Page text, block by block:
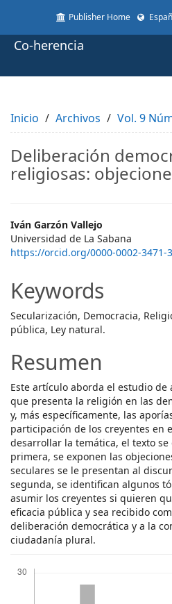
to
page
Main
Content
Sidebar
Publisher Home
Co-herencia
Inicio Archivos Vol. 9
Deliberación
religiosas:
Main
Article
Iván Garzón Vallejo
Universidad de La Sabana
https://orcid.org/0000-0002-3471-
Keywords
Secularización, Democracia,
pública, Ley natural.
Resumen
Este artículo aborda el estudio
que presenta la religión en las
y, más específicamente, las
participación de los creyentes en
desarrollar la temática, el texto
primera, se exponen las
seculares se le presentan al
segunda, se identifican algunos
asumir los creyentes si quieren
eficacia pública y sea recibido
deliberación democrática y a la
ciudadanía plural.